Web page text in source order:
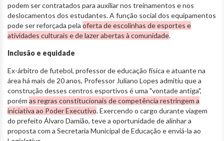
podem ser contratados para auxiliar nos treinamentos e nos
deslocamentos dos estudantes. A função social dos equipamentos
pode ser reforçada pela oferta de escolinhas de esportes e
atividades culturais e de lazer abertas à comunidade.
Inclusão e equidade
Ex-árbitro de futebol, professor de educação física e atuante na
área há mais de 20 anos, Professor Juliano Lopes admitiu que a
construção desses centros esportivos é uma "vontade antiga",
porém as regras constitucionais de competência restringem a
iniciativa ao Poder Executivo. Exercendo o cargo durante viagem
do prefeito Álvaro Damião, teve a oportunidade de alinhar a
proposta com a Secretaria Municipal de Educação e enviá-la ao